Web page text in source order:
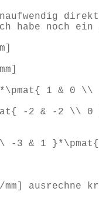
habe noch ein
1 & 0
-2 & -2 \\
\\ -3 & 1
ausrechne